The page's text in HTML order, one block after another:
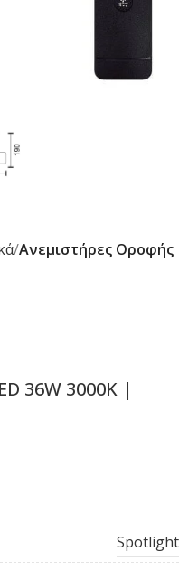
Ανεμιστήρες Οροφής
36W 3000K |
Spotlight